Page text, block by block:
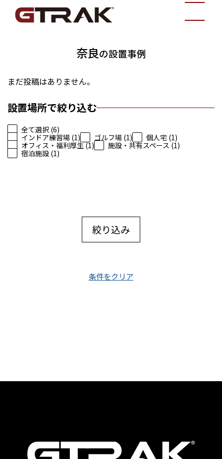
奈良の設置事例
まだ投稿はありません。
設置場所で絞り込む
全て選択 (6)
インドア練習場 (1)
ゴルフ場 (1)
個人宅 (1)
オフィス・福利厚生 (1)
施設・共有スペース (1)
宿泊施設 (1)
絞り込み
条件をクリア